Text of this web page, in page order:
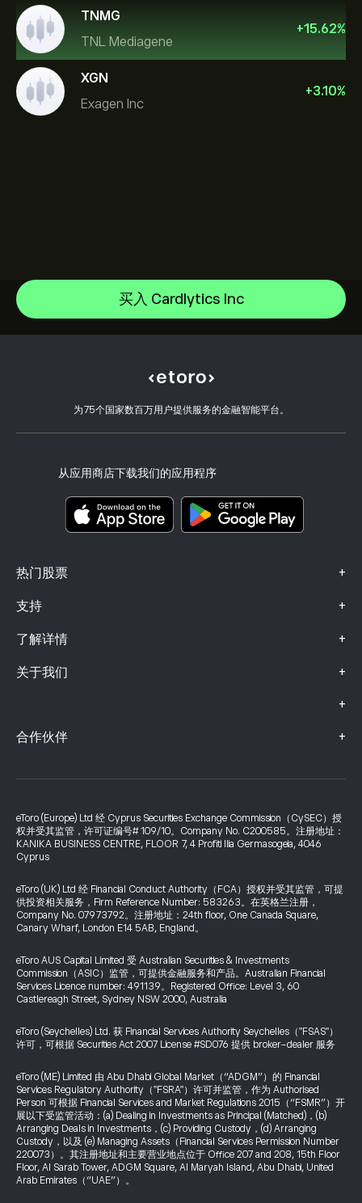
TNMG
TNL Mediagene
+15.62%
XGN
Exagen Inc
+3.10%
买入 Cardlytics Inc
为75个国家数百万用户提供服务的金融智能平台。
从应用商店下载我们的应用程序
热门股票 +
Alphabet
Meta Platforms Inc
支持 +
如何入金
如何出金
开设账户
客户端漏洞
了解详情 +
CopyTrading 简介
负责任交易
eToro Academy
关于我们 +
选择 eToro 的理由
我们的办事处
+
风险披露
关键信息文档
投诉信息（FCA 客户）
合作伙伴 +
投资保险
eToro (Europe) Ltd 经 Cyprus Securities Exchange Commission（CySEC）授
权并受其监管，许可证编号# 109/10。Company No. C200585。注册地址：
KANIKA BUSINESS CENTRE, FLOOR 7, 4 Profiti Ilia Germasogeia, 4046
Cyprus
eToro (UK) Ltd 经 Financial Conduct Authority（FCA）授权并受其监管，可提
供投资相关服务，Firm Reference Number: 583263。在英格兰注册，
Company No. 07973792。注册地址：24th floor, One Canada Square,
Canary Wharf, London E14 5AB, England。
eToro AUS Capital Limited 受 Australian Securities & Investments
Commission（ASIC）监管，可提供金融服务和产品。Australian Financial
Services Licence number: 491139。Registered Office: Level 3, 60
Castlereagh Street, Sydney NSW 2000, Australia
eToro (Seychelles) Ltd. 获 Financial Services Authority Seychelles（"FSAS"）
许可，可根据 Securities Act 2007 License #SD076 提供 broker-dealer 服务
eToro (ME) Limited 由 Abu Dhabi Global Market（“ADGM”）的 Financial
Services Regulatory Authority（"FSRA"）许可并监管，作为 Authorised
Person 可根据 Financial Services and Market Regulations 2015（“FSMR”）开
展以下受监管活动：(a) Dealing in Investments as Principal (Matched)，(b)
Arranging Deals in Investments，(c) Providing Custody，(d) Arranging
Custody，以及 (e) Managing Assets（Financial Services Permission Number
220073）。其注册地址和主要营业地点位于 Office 207 and 208, 15th Floor
Floor, Al Sarab Tower, ADGM Square, Al Maryah Island, Abu Dhabi, United
Arab Emirates（“UAE”）。